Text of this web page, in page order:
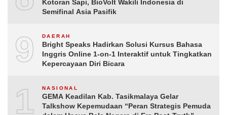
Kotoran Sapi, BioVolt Wakili Indonesia di
Semifinal Asia Pasifik
9 DAERAH
Bright Speaks Hadirkan Solusi Kursus Bahasa
Inggris Online 1-on-1 Interaktif untuk Tingkatkan
Kepercayaan Diri Bicara
10NASIONAL
GEMA Keadilan Kab. Tasikmalaya Gelar
Talkshow Kepemudaan “Peran Strategis Pemuda